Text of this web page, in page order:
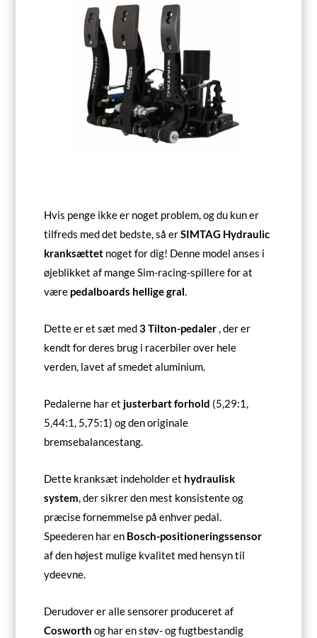
Hvis penge ikke er noget problem, og du kun er
tilfreds med det bedste, så erSIMTAG Hydraulic
kranksættet noget for dig! Denne model anses i
øjeblikket af mange Sim-racing-spillere for at
være pedalboards hellige gral.
Dette er et sæt med3 Tilton-pedaler, der er
kendt for deres brug i racerbiler over hele
verden, lavet af smedet aluminium.
Pedalerne har et justerbart forhold (5,29:1,
5,44:1, 5,75:1) og den originale
bremsebalancestang.
Dette kranksæt indeholder et hydraulisk
system, der sikrer den mest konsistente og
præcise fornemmelse på enhver pedal.
Speederen har en Bosch-positioneringssensor
af den højest mulige kvalitet med hensyn til
ydeevne.
Derudover er alle sensorer produceret af
Cosworthog har en støv- og fugtbestandig